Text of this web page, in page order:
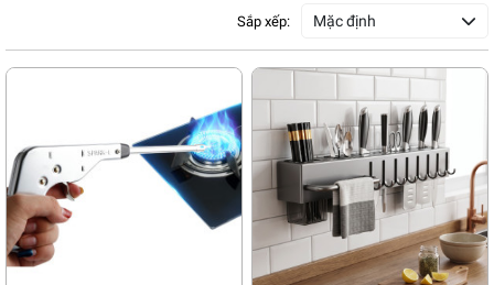
Sắp xếp: Mặc định